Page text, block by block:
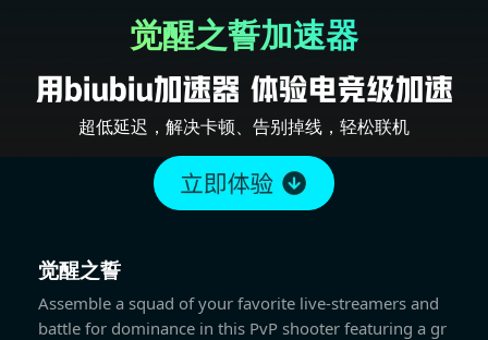
觉醒之誓加速器
超低延迟，解决卡顿、告别掉线，轻松联机
觉醒之誓
Assemble a squad of your favorite live-streamers and
battle for dominance in this PvP shooter featuring a gr